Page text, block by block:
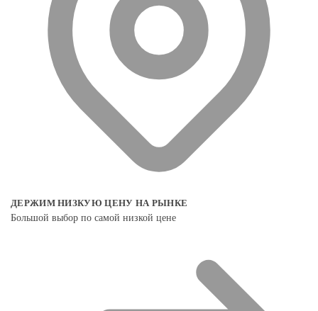
ДЕРЖИМ НИЗКУЮ ЦЕНУ НА РЫНКЕ
Большой выбор по самой низкой цене